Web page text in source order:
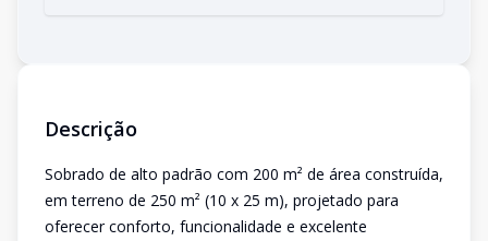
Descrição
Sobrado de alto padrão com 200 m² de área construída,
em terreno de 250 m² (10 x 25 m), projetado para
oferecer conforto, funcionalidade e excelente